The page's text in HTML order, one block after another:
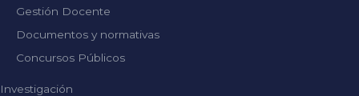
Gestión Docente
Documentos y normativas
Concursos Públicos
Investigación